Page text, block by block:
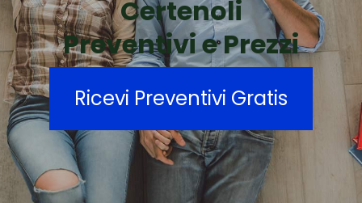
Certenoli
Preventivi e Prezzi
Ricevi Preventivi Gratis